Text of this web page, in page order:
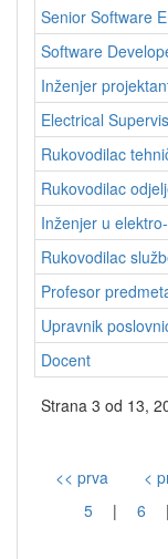
Senior Software
Software
Inženjer
Electrical
Rukovodilac
Rukovodilac
Inženjer u
Rukovodilac
Profesor
Upravnik
Docent
Strana 3 od 13,
<< prva <
5
| 6 |